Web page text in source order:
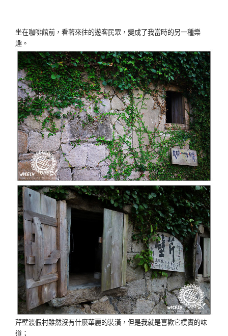
坐在咖啡館前，看著來往的遊客民眾，變成了我當時的另一種樂
趣。
芹壁渡假村雖然沒有什麼華麗的裝潢，但是我就是喜歡它樸實的味
道；